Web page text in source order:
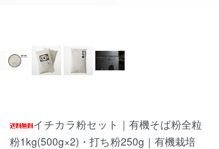
イチカラ粉セット｜有機そば粉全粒
粉1kg(500g×2)・打ち粉250g｜有機栽培